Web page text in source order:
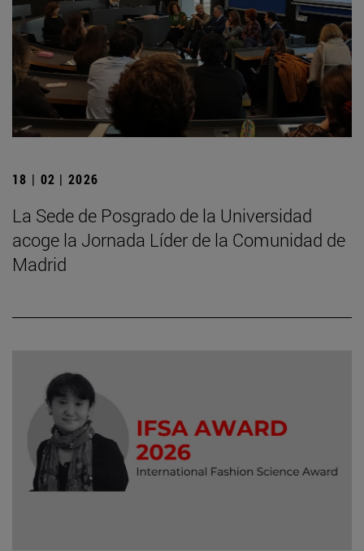
18 | 02 | 2026
La Sede de Posgrado de la Universidad
acoge la Jornada Líder de la Comunidad de
Madrid